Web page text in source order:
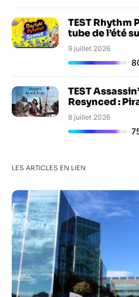
TEST Rhythm
tube de l’été
9 juillet 2026
TEST
Resynced :
8 juillet 2026
LES ARTICLES EN LIEN